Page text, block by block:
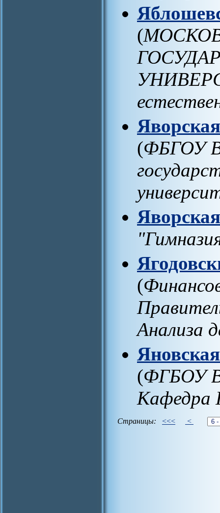
(
(ФБГОУ
(
Анализа
(ФГБОУ
Кафедра
Страницы: <<< <